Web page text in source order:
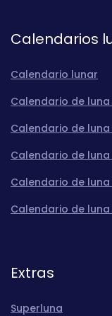
Calendarios
Calendario lunar
Calendario de
Calendario de
Calendario de
Calendario de
Calendario de
Extras
Superluna